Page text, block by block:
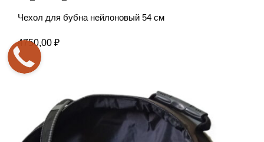
Чехол для бубна нейлоновый 54 см
4750,00 ₽